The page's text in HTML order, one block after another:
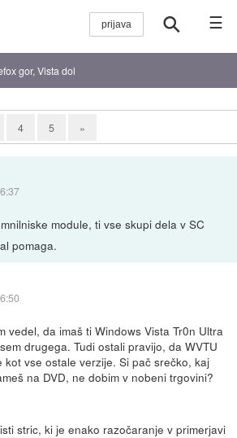
☰
gor, Vista dol
4 5 »
module, ti vse skupi dela v SC
pomaga.
vedel, da imaš ti Windows Vista Tr0n Ultra
drugega. Tudi ostali pravijo, da WVTU
kot vse ostale verzije. Si pač srečko, kaj
na DVD, ne dobim v nobeni trgovini?
stric, ki je enako razočaranje v primerjavi